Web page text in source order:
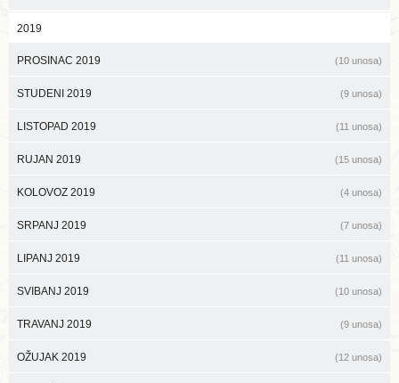
2019
PROSINAC 2019 (10 unosa)
STUDENI 2019 (9 unosa)
LISTOPAD 2019 (11 unosa)
RUJAN 2019 (15 unosa)
KOLOVOZ 2019 (4 unosa)
SRPANJ 2019 (7 unosa)
LIPANJ 2019 (11 unosa)
SVIBANJ 2019 (10 unosa)
TRAVANJ 2019 (9 unosa)
OŽUJAK 2019 (12 unosa)